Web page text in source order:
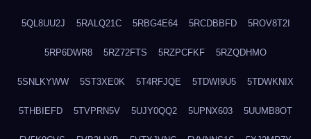
5QL8UU2J 5RALQ21C 5RBG4E64 5RCDBBFD 5ROV8T2I
5RP6DWR8 5RZ72FTS 5RZPCFKF 5RZQDHMO
5SNLKYWW 5ST3XE0K 5T4RFJQE 5TDWI9U5 5TDWKNIX
5THBIEFD 5TVPRN5V 5UJY0QQ2 5UPNX603 5UUMB8OT